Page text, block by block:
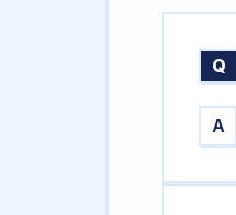
Q
A